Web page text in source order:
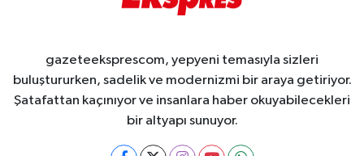
gazeteeksprescom, yepyeni temasıyla sizleri
buluştururken, sadelik ve modernizmi bir araya getiriyor.
Şatafattan kaçınıyor ve insanlara haber okuyabilecekleri
bir altyapı sunuyor.